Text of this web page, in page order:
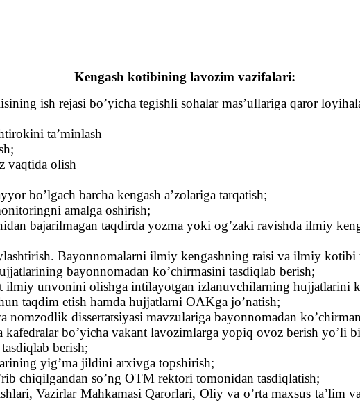
Kengash kotibining lavozim vazifalari:
ish rejasi bo’yicha tegishli sohalar mas’ullariga qaror
ta’minlash
vaqtida olish
bo’lgach barcha kengash a’zolariga tarqatish;
amalga oshirish;
bajarilmagan taqdirda yozma yoki og’zaki ravishda ilmiy
Bayonnomalarni ilmiy kengashning raisi va ilmiy kotibi
bayonnomadan ko’chirmasini tasdiqlab berish;
ilmiy unvonini olishga intilayotgan izlanuvchilarning hujjatlarini
taqdim etish hamda hujjatlarni OAKga jo’natish;
dissertatsiyasi mavzulariga bayonnomadan
bo’yicha vakant lavozimlarga yopiq ovoz berish yo’li
berish;
yig’ma jildini arxivga topshirish;
chiqilgandan so’ng OTM rektori tomonidan tasdiqlatish;
Vazirlar Mahkamasi Qarorlari, Oliy va o’rta maxsus ta’lim